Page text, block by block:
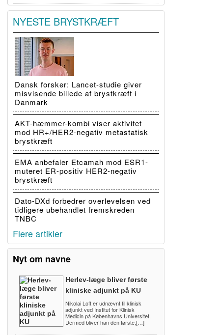
NYESTE BRYSTKRÆFT
Dansk forsker: Lancet-studie giver
misvisende billede af brystkræft i
Danmark
AKT-hæmmer-kombi viser aktivitet
mod HR+/HER2-negativ metastatisk
brystkræft
EMA anbefaler Etcamah mod ESR1-
muteret ER-positiv HER2-negativ
brystkræft
Dato-DXd forbedrer overlevelsen ved
tidligere ubehandlet fremskreden
TNBC
Flere artikler
Nyt om navne
Herlev-læge bliver første
kliniske adjunkt på KU
Nikolai Loft er udnævnt til klinisk
adjunkt ved Institut for Klinisk
Medicin på Københavns Universitet.
Dermed bliver han den første,[…]